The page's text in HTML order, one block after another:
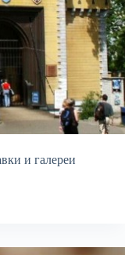
и галереи